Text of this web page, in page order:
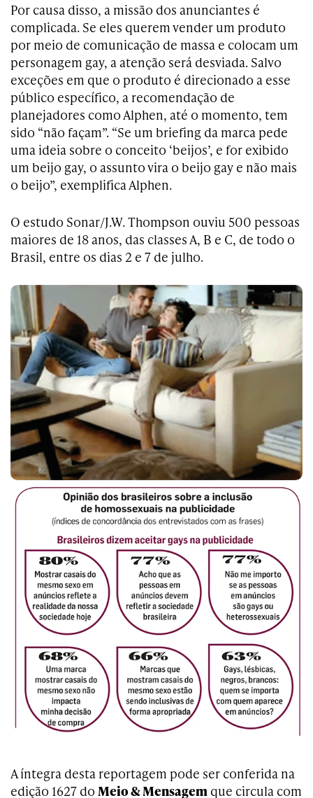
Por causa disso, a missão dos anunciantes é
complicada. Se eles querem vender um produto
por meio de comunicação de massa e colocam um
personagem gay, a atenção será desviada. Salvo
exceções em que o produto é direcionado a esse
público específico, a recomendação de
planejadores como Alphen, até o momento, tem
sido “não façam”. “Se um briefing da marca pede
uma ideia sobre o conceito ‘beijos’, e for exibido
um beijo gay, o assunto vira o beijo gay e não mais
o beijo”, exemplifica Alphen.
O estudo Sonar/J.W. Thompson ouviu 500 pessoas
maiores de 18 anos, das classes A, B e C, de todo o
Brasil, entre os dias 2 e 7 de julho.
A íntegra desta reportagem pode ser conferida na
edição 1627 do Meio & Mensagem que circula com